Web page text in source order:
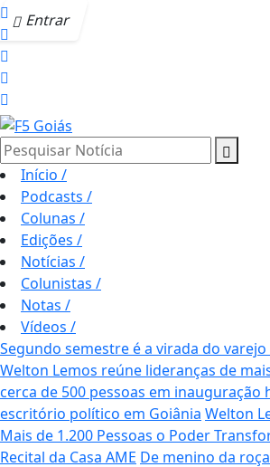
Entrar
Pesquisar Notícia
Início /
Podcasts /
Colunas /
Edições /
Notícias /
Colunistas /
Notas /
Vídeos /
Segundo semestre é a virada do
Welton Lemos reúne lideranças de
cerca de 500 pessoas em inauguração
escritório político em Goiânia Welton
Mais de 1.200 Pessoas o Poder
Recital da Casa AME De menino da